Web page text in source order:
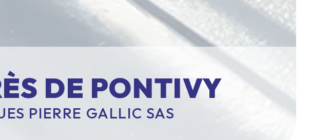
DE PONTIVY
PIERRE GALLIC SAS